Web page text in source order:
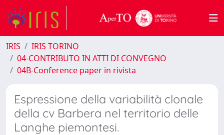
IRIS
IRIS TORINO
04-CONTRIBUTO IN ATTI DI CONVEGNO
04B-Conference paper in rivista
Espressione della variabilità clonale
della cv Barbera nel territorio delle
Langhe piemontesi.